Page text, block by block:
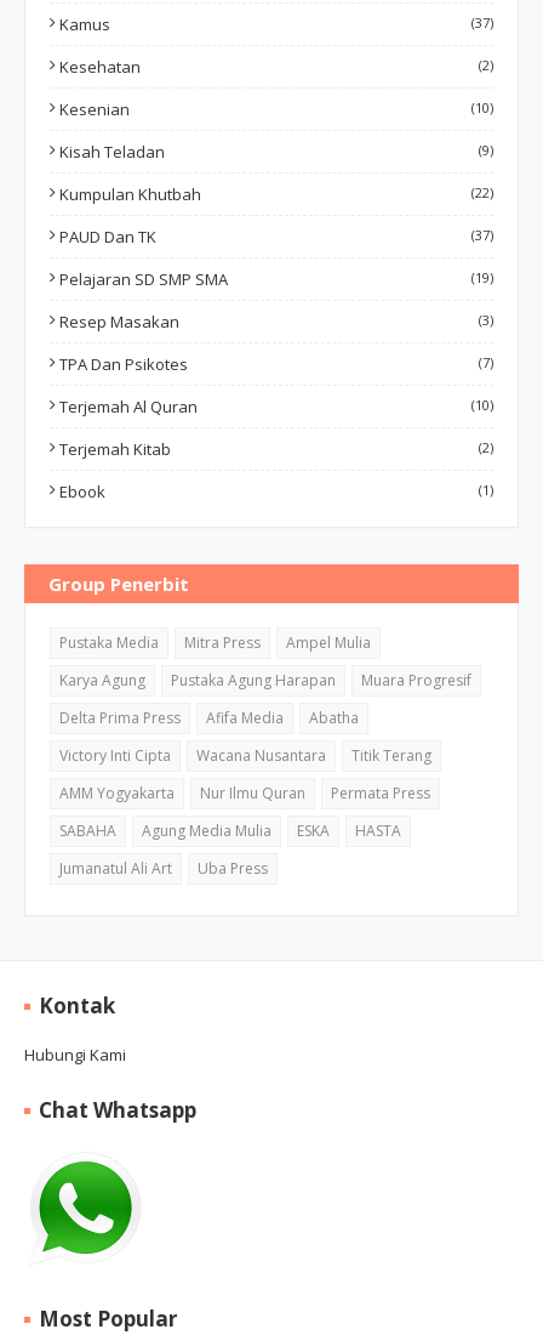
Kamus (37)
Kesehatan (2)
Kesenian (10)
Kisah Teladan (9)
Kumpulan Khutbah (22)
PAUD Dan TK (37)
Pelajaran SD SMP SMA (19)
Resep Masakan (3)
TPA Dan Psikotes (7)
Terjemah Al Quran (10)
Terjemah Kitab (2)
Ebook (1)
Group Penerbit
Pustaka Media Mitra Press
Ampel Mulia
Karya Agung
Pustaka Agung Harapan
Muara Progresif
Delta Prima Press
Afifa Media
Abatha
Victory Inti Cipta
Wacana Nusantara
Titik Terang
AMM Yogyakarta
Nur Ilmu Quran
Permata Press
SABAHA
Agung Media Mulia ESKA
HASTA
Jumanatul Ali Art
Uba Press
Kontak
Hubungi Kami
Chat Whatsapp
Most Popular